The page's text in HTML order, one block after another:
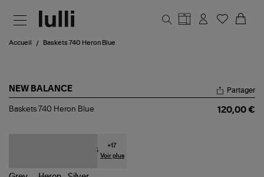
Accueil Baskets 740 Heron Blue
NEW BALANCE
Baskets
Partager
Baskets 740 Heron Blue 120,00 €
+17
Voir plus